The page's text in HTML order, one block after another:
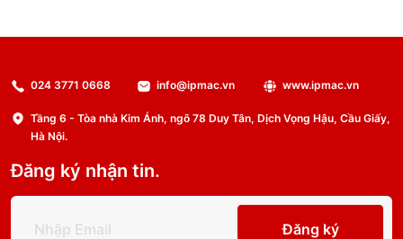
024 3771 0668 info@ipmac.vn www.ipmac.vn
Tầng 6 - Tòa nhà Kim Ánh, ngõ 78 Duy Tân, Dịch Vọng Hậu, Cầu Giấy,
Hà Nội.
Đăng ký nhận tin.
Đăng ký